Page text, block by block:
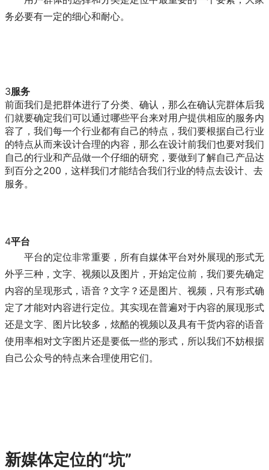
务必要有一定的细心和耐心。
3服务
前面我们是把群体进行了分类、确认，那么在确认完群体后我
们就要确定我们可以通过哪些平台来对用户提供相应的服务内
容了，我们每一个行业都有自己的特点，我们要根据自己行业
的特点从而来设计合理的内容，那么在设计前我们也要对我们
自己的行业和产品做一个仔细的研究，要做到了解自己产品达
到百分之200，这样我们才能结合我们行业的特点去设计、去
服务。
4平台
平台的定位非常重要，所有自媒体平台对外展现的形式无
外乎三种，文字、视频以及图片，开始定位前，我们要先确定
内容的呈现形式，语音？文字？还是图片、视频，只有形式确
定了才能对内容进行定位。其实现在普遍对于内容的展现形式
还是文字、图片比较多，炫酷的视频以及具有干货内容的语音
使用率相对文字图片还是要低一些的形式，所以我们不妨根据
自己公众号的特点来合理使用它们。
新媒体定位的“坑”